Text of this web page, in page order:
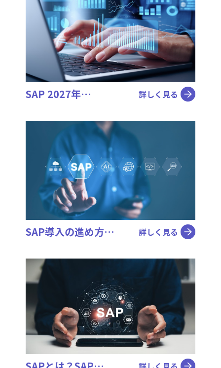
SAP 2027年… 詳しく見る
SAP導入の進め方… 詳しく見る